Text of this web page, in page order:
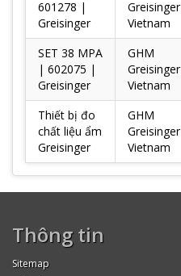
601278 |
Greisinger
Greisinger
Vietnam
SET 38 MPA
| 602075 |
Greisinger
GHM
Greisinger
Vietnam
Thiết bị đo
chất liệu ẩm
Greisinger
GHM
Greisinger
Vietnam
Thông tin
Sitemap